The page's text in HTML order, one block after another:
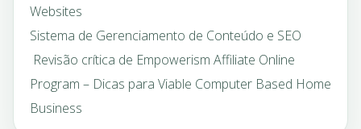
Websites
Sistema de Gerenciamento de Conteúdo e SEO
Revisão crítica de Empowerism Affiliate Online
Program – Dicas para Viable Computer Based Home
Business